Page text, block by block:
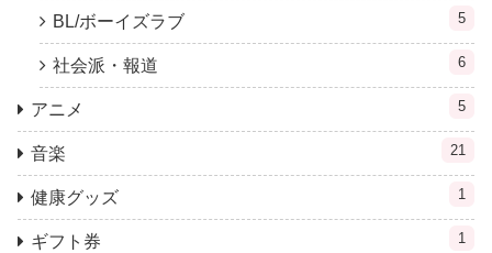
BL/ボーイズラブ 5
社会派・報道 6
アニメ 5
音楽 21
健康グッズ 1
ギフト券 1